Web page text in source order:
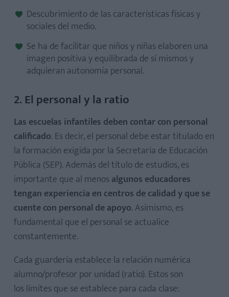
Descubrimiento de las características físicas y
sociales del medio.
Se ha de facilitar que niños y niñas elaboren una
imagen positiva y equilibrada de sí mismos y
adquieran autonomía personal.
2. El personal y la ratio
Las escuelas infantiles deben contar con personal
calificado. Es decir, el personal debe estar titulado en
la formación exigida por la Secretaría de Educación
Pública (SEP). Además del título de estudios, es
importante que al menos algunos educadores
tengan experiencia en centros de calidad y que se
cuente con personal de apoyo. Asimismo, es
fundamental que el personal se actualice
constantemente.
Cada guardería establece la relación numérica
alumno/profesor por unidad (ratio). Estos son
los límites que se establece para cada clase: